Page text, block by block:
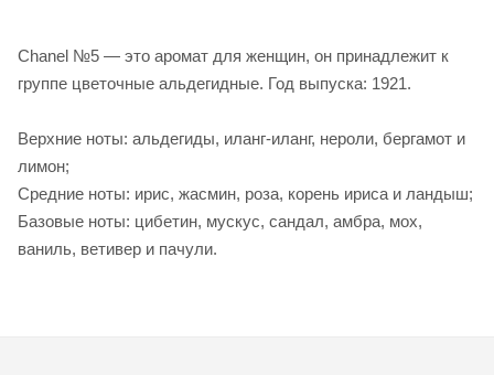
Chanel №5 — это аромат для женщин, он принадлежит к
группе цветочные альдегидные. Год выпуска: 1921.
Верхние ноты: альдегиды, иланг-иланг, нероли, бергамот и
лимон;
Средние ноты: ирис, жасмин, роза, корень ириса и ландыш;
Базовые ноты: цибетин, мускус, сандал, амбра, мох,
ваниль, ветивер и пачули.